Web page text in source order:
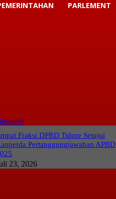
PARLEMENT
Fraksi DPRD Tidore Setujui
Pertanggungjawaban APBD
23, 2026